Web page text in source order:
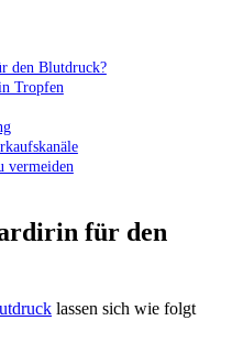
den Blutdruck?
Tropfen
vermeiden
für den
lassen sich wie folgt